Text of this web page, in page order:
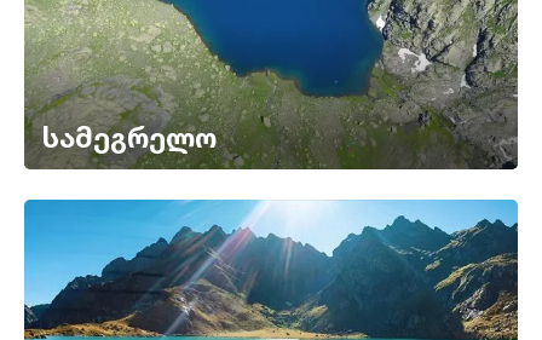
სამეგრელო